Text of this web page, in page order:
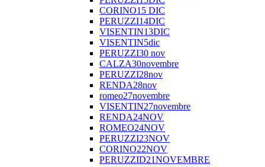
CORINO15 DIC
PERUZZI14DIC
VISENTIN13DIC
VISENTIN5dic
PERUZZI30 nov
CALZA30novembre
PERUZZI28nov
RENDA28nov
romeo27novembre
VISENTIN27novembre
RENDA24NOV
ROMEO24NOV
PERUZZI23NOV
CORINO22NOV
PERUZZID21NOVEMBRE